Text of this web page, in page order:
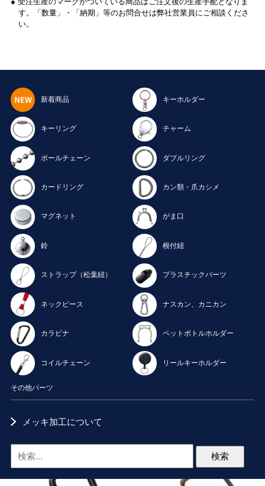
す。「数量」・「納期」等のお問合せは弊社営業員にご相談くださ
い。
新着商品 キーホルダー
キーリング チャーム
ボールチェーン ダブルリング
カードリング カン類・爪カシメ
マグネット がま口
鈴 根付紐
ストラップ（松葉紐） プラスチックパーツ
ネックピース ナスカン、カニカン
カラビナ ペットボトルホルダー
コイルチェーン リールキーホルダー
その他パーツ
メッキ加工について